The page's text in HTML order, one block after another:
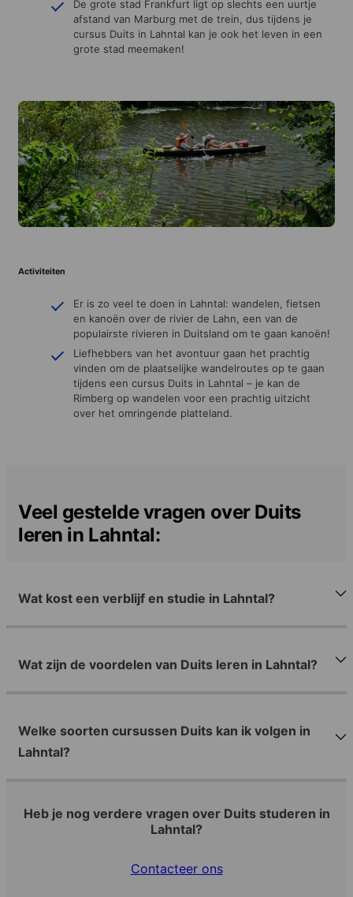
De grote stad Frankfurt ligt op slechts een uurtje
afstand van Marburg met de trein, dus tijdens je
cursus Duits in Lahntal kan je ook het leven in een
grote stad meemaken!
Activiteiten
Er is zo veel te doen in Lahntal: wandelen, fietsen
en kanoën over de rivier de Lahn, een van de
populairste rivieren in Duitsland om te gaan kanoën!
Liefhebbers van het avontuur gaan het prachtig
vinden om de plaatselijke wandelroutes op te gaan
tijdens een cursus Duits in Lahntal – je kan de
Rimberg op wandelen voor een prachtig uitzicht
over het omringende platteland.
Veel gestelde vragen over Duits
leren in Lahntal:
Wat kost een verblijf en studie in Lahntal?
Wat zijn de voordelen van Duits leren in Lahntal?
Welke soorten cursussen Duits kan ik volgen in
Lahntal?
Heb je nog verdere vragen over Duits studeren in
Lahntal?
Contacteer ons